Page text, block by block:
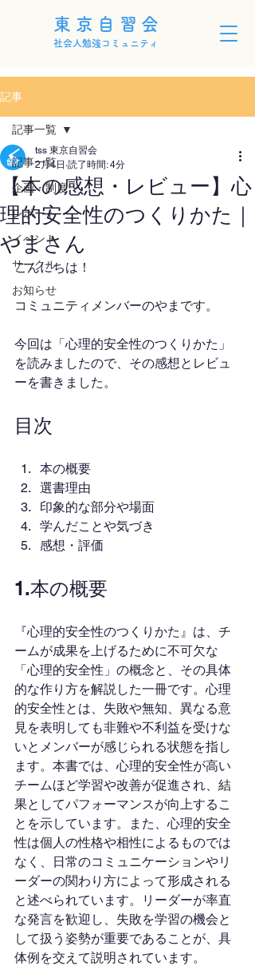
東京自習会
社会人勉強コミュニティ
記事
記事一覧
企画・制度
レポート
イベント
サークル
お知らせ
記事一覧
【本の感想・レビュー】心
理的安全性のつくりかた｜
やまさん
tss 東京自習会
2月4日 読了時間: 4分
こんにちは！
コミュニティメンバーのやまです。
今回は「心理的安全性のつくりかた」
を読みましたので、その感想とレビュ
ーを書きました。
目次
本の概要
選書理由
印象的な部分や場面
学んだことや気づき
感想・評価
1.本の概要
『心理的安全性のつくりかた』は、チ
ームが成果を上げるために不可欠な
「心理的安全性」の概念と、その具体
的な作り方を解説した一冊です。心理
的安全性とは、失敗や無知、異なる意
見を表明しても非難や不利益を受けな
いとメンバーが感じられる状態を指し
ます。本書では、心理的安全性が高い
チームほど学習や改善が促進され、結
果としてパフォーマンスが向上するこ
とを示しています。また、心理的安全
性は個人の性格や相性によるものでは
なく、日常のコミュニケーションやリ
ーダーの関わり方によって形成される
と述べられています。リーダーが率直
な発言を歓迎し、失敗を学習の機会と
して扱う姿勢が重要であることが、具
体例を交えて説明されています。